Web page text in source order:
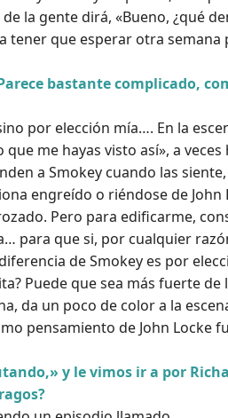
la gente dirá, «Bueno, ¿qué
tener que esperar otra semana
bastante complicado,
por elección mía…. En la
me hayas visto así», a veces
a Smokey cuando las
engreído o riéndose de John
Pero para edificarme,
para que si, por cualquier
de Smokey es por
Puede que sea más fuerte de
da un poco de color a la
pensamiento de John Locke
y le vimos ir a por